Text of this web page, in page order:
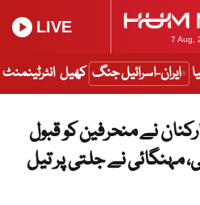
7 Aug,
LIVE
ایران-اسرائیل جنگ کھیل انٹرٹینمنٹ
نے منحرفین کو قبول
مہنگائی نے جلتی پر تیل